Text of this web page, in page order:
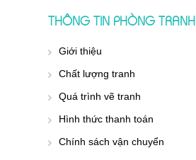
THÔNG TIN PHÒNG TRANH
Giới thiệu
Chất lượng tranh
Quá trình vẽ tranh
Hình thức thanh toán
Chính sách vận chuyển